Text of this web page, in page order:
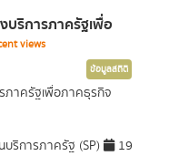
ริการภาครัฐเพื่อ
views
ข้อมูลสถิติ
ภาครัฐเพื่อภาคธุรกิจ
การภาครัฐ (SP)
19